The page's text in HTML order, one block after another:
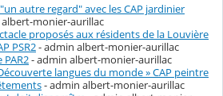
autre regard" avec les CAP jardinier
monier-aurillac
proposés aux résidents de la Louvière
PSR2- admin albert-monier-aurillac
- admin albert-monier-aurillac
langues du monde » CAP peintre
- admin albert-monier-aurillac